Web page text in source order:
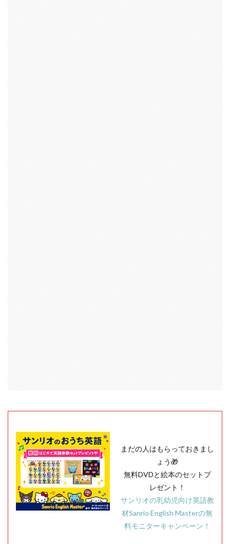
まだの人はもらっておきまし
ょう🎁
無料DVDと絵本のセットプ
レゼント！
サンリオの乳幼児向け英語教
材Sanrio English Masterの無
料モニターキャンペーン！